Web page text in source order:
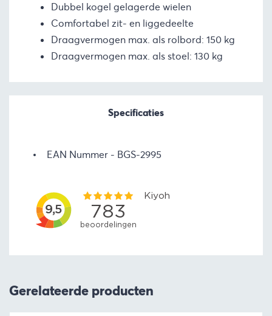
Dubbel kogel gelagerde wielen
Comfortabel zit- en liggedeelte
Draagvermogen max. als rolbord: 150 kg
Draagvermogen max. als stoel: 130 kg
Specificaties
EAN Nummer BGS-2995
Gerelateerde producten